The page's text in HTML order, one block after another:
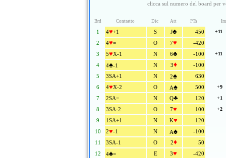
clicca sul numero del board per
Brd Contratto Dic Att PTs
1 4♥+1 S J♣ 450 +11
2 4♥= O 7♥
-420
3
5♥X-1 N 6♣ -100 +11
4 4♠-1 N 3♦
-100
5
3SA+1 N 2♠
630
6
4♥X-2 O A♠ 500 +9
7 2SA= N Q♣ 120 +1
8 3SA-2 O 7♥ 100 +2
9 1SA+1 N K♥
120
10
2♥-1 N A♠
-100
11
3SA-1 O 2♦
50
12
4♠= E 3♥
-420